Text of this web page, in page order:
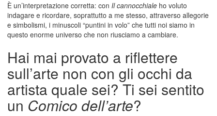
È un’interpretazione corretta: con Il cannocchiale ho voluto
indagare e ricordare, soprattutto a me stesso, attraverso allegorie
e simbolismi, i minuscoli “puntini in volo” che tutti noi siamo in
questo enorme universo che non riusciamo a cambiare.
Hai mai provato a riflettere
sull’arte non con gli occhi da
artista quale sei? Ti sei sentito
un Comico dell’arte?